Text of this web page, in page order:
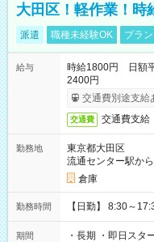
大田区！軽作業！時
派遣 職種未経験OK ブラ
給与
時給1800円 日額
2400円
交通費別途支給
交通費 交通費支給
勤務地
東京都大田区
流通センター駅か
倉庫
勤務時間 【日勤】 8:30～
期間 ・長期 ・即日スタ